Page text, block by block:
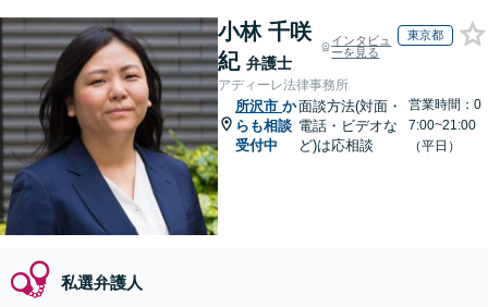
小林 千咲
紀 弁護士
インタビュ
ーを見る
東京都
アディーレ法律事務所
所沢市 か
らも相談
受付中
面談方法(対面・
電話・ビデオな
ど)は応相談
営業時間：0
7:00~21:00
（平日）
私選弁護人